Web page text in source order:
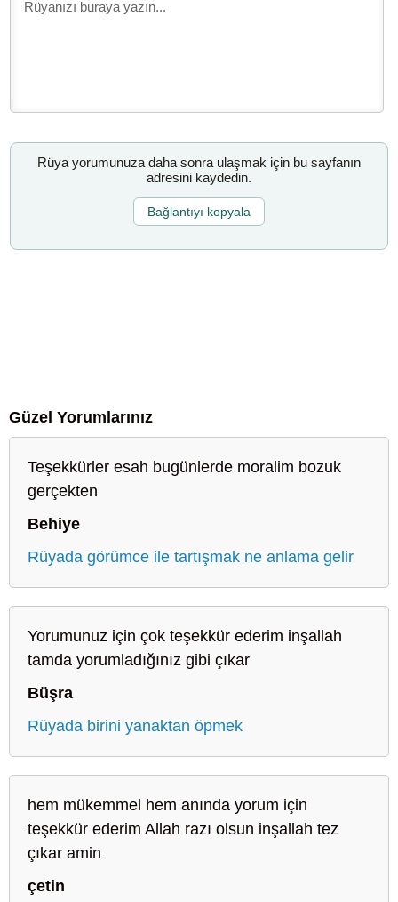
Rüya yorumunuza daha sonra ulaşmak için bu sayfanın
adresini kaydedin.
Bağlantıyı kopyala
Güzel Yorumlarınız
Teşekkürler esah bugünlerde moralim bozuk
gerçekten
Behiye
Rüyada görümce ile tartışmak ne anlama gelir
Yorumunuz için çok teşekkür ederim inşallah
tamda yorumladığınız gibi çıkar
Büşra
Rüyada birini yanaktan öpmek
hem mükemmel hem anında yorum için
teşekkür ederim Allah razı olsun inşallah tez
çıkar amin
çetin